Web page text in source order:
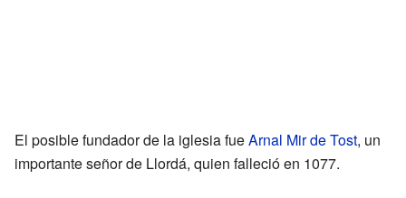
El posible fundador de la iglesia fueArnal Mir de Tost, un
importante señor de Llordá, quien falleció en 1077.